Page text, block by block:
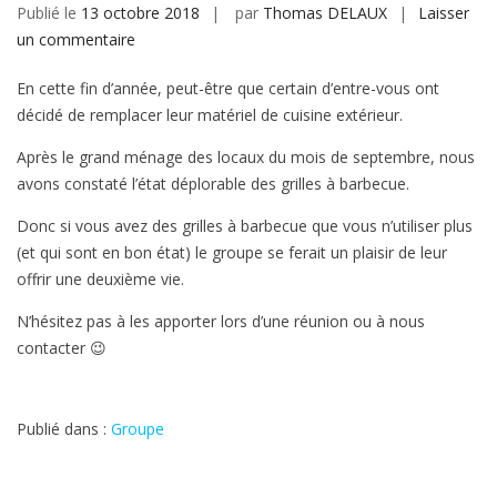
Publié le 13 octobre 2018 par Thomas DELAUX
Laisser
un commentaire
En cette fin d’année, peut-être que certain d’entre-vous ont
décidé de remplacer leur matériel de cuisine extérieur.
Après le grand ménage des locaux du mois de septembre, nous
avons constaté l’état déplorable des grilles à barbecue.
Donc si vous avez des grilles à barbecue que vous n’utiliser plus
(et qui sont en bon état) le groupe se ferait un plaisir de leur
offrir une deuxième vie.
N’hésitez pas à les apporter lors d’une réunion ou à nous
contacter 😉
Publié dans : Groupe